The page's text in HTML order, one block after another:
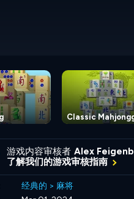
Classic
游戏内容审核者 Alex
了解我们的游戏审核指南
经典的 > 麻将